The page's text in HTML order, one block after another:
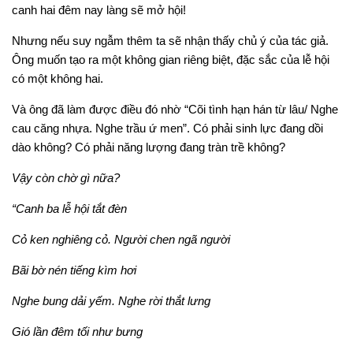
canh hai đêm nay làng sẽ mở hội!
Nhưng nếu suy ngẫm thêm ta sẽ nhận thấy chủ ý của tác giả.
Ông muốn tạo ra một không gian riêng biệt, đặc sắc của lễ hội
có một không hai.
Và ông đã làm được điều đó nhờ “Cõi tình hạn hán từ lâu/ Nghe
cau căng nhựa. Nghe trầu ứ men”. Có phải sinh lực đang dồi
dào không? Có phải năng lượng đang tràn trề không?
Vậy còn chờ gì nữa?
“Canh ba lễ hội tắt đèn
Cỏ ken nghiêng cỏ. Người chen ngã người
Bãi bờ nén tiếng kìm hơi
Nghe bung dải yếm. Nghe rời thắt lưng
Gió lần đêm tối như bưng